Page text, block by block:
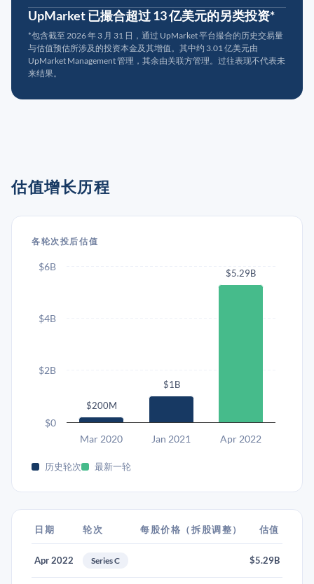
UpMarket 已撮合超过 13 亿美元的另类投资*
*包含截至 2026 年 3 月 31 日，通过 UpMarket 平台撮合的历史交易量
与估值预估所涉及的投资本金及其增值。其中约 3.01 亿美元由
UpMarket Management 管理，其余由关联方管理。过往表现不代表未
来结果。
估值增长历程
各轮次投后估值
$200M
$1B
$5.29B
Mar 2020 Jan 2021 Apr 2022
$0
$2B
$4B
$6B
历史轮次 最新一轮
日期 轮次 每股价格（拆股调整） 估值
Apr 2022 Series C $5.29B